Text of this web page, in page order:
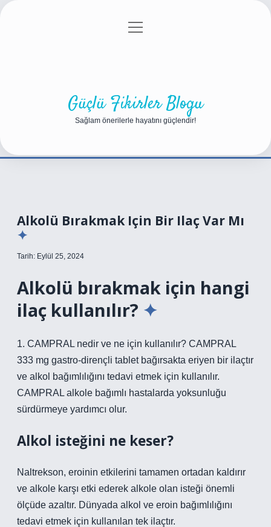
Gizlilik Politikası
menüyü
Güçlü Fikirler Blogu
Sağlam önerilerle hayatını güçlendir!
Alkolü Bırakmak Için Bir Ilaç Var Mı
Tarih: Eylül 25, 2024
Alkolü bırakmak için hangi
ilaç kullanılır?
1. CAMPRAL nedir ve ne için kullanılır? CAMPRAL
333 mg gastro-dirençli tablet bağırsakta eriyen bir ilaçtır
ve alkol bağımlılığını tedavi etmek için kullanılır.
CAMPRAL alkole bağımlı hastalarda yoksunluğu
sürdürmeye yardımcı olur.
Alkol isteğini ne keser?
Naltrekson, eroinin etkilerini tamamen ortadan kaldırır
ve alkole karşı etki ederek alkole olan isteği önemli
ölçüde azaltır. Dünyada alkol ve eroin bağımlılığını
tedavi etmek için kullanılan tek ilaçtır.